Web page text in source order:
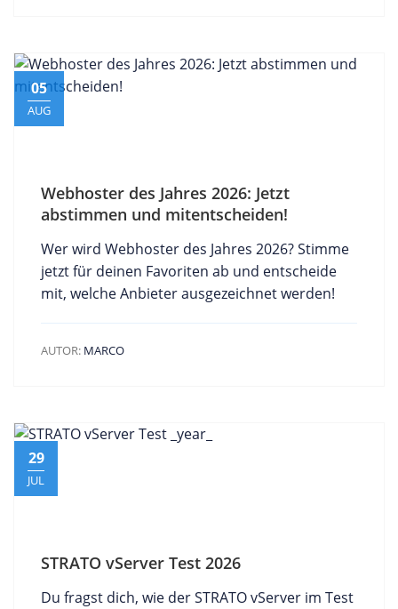
05
AUG
Webhoster des Jahres 2026: Jetzt
abstimmen und mitentscheiden!
Wer wird Webhoster des Jahres 2026? Stimme
jetzt für deinen Favoriten ab und entscheide
mit, welche Anbieter ausgezeichnet werden!
AUTOR: MARCO
29
JUL
STRATO vServer Test 2026
Du fragst dich, wie der STRATO vServer im Test